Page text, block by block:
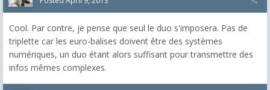
Cool. Par contre, je pense que seul le duo s'imposera. Pas de
triplette car les euro-balises doivent être des systèmes
numériques, un duo étant alors suffisant pour transmettre des
infos mêmes complexes.